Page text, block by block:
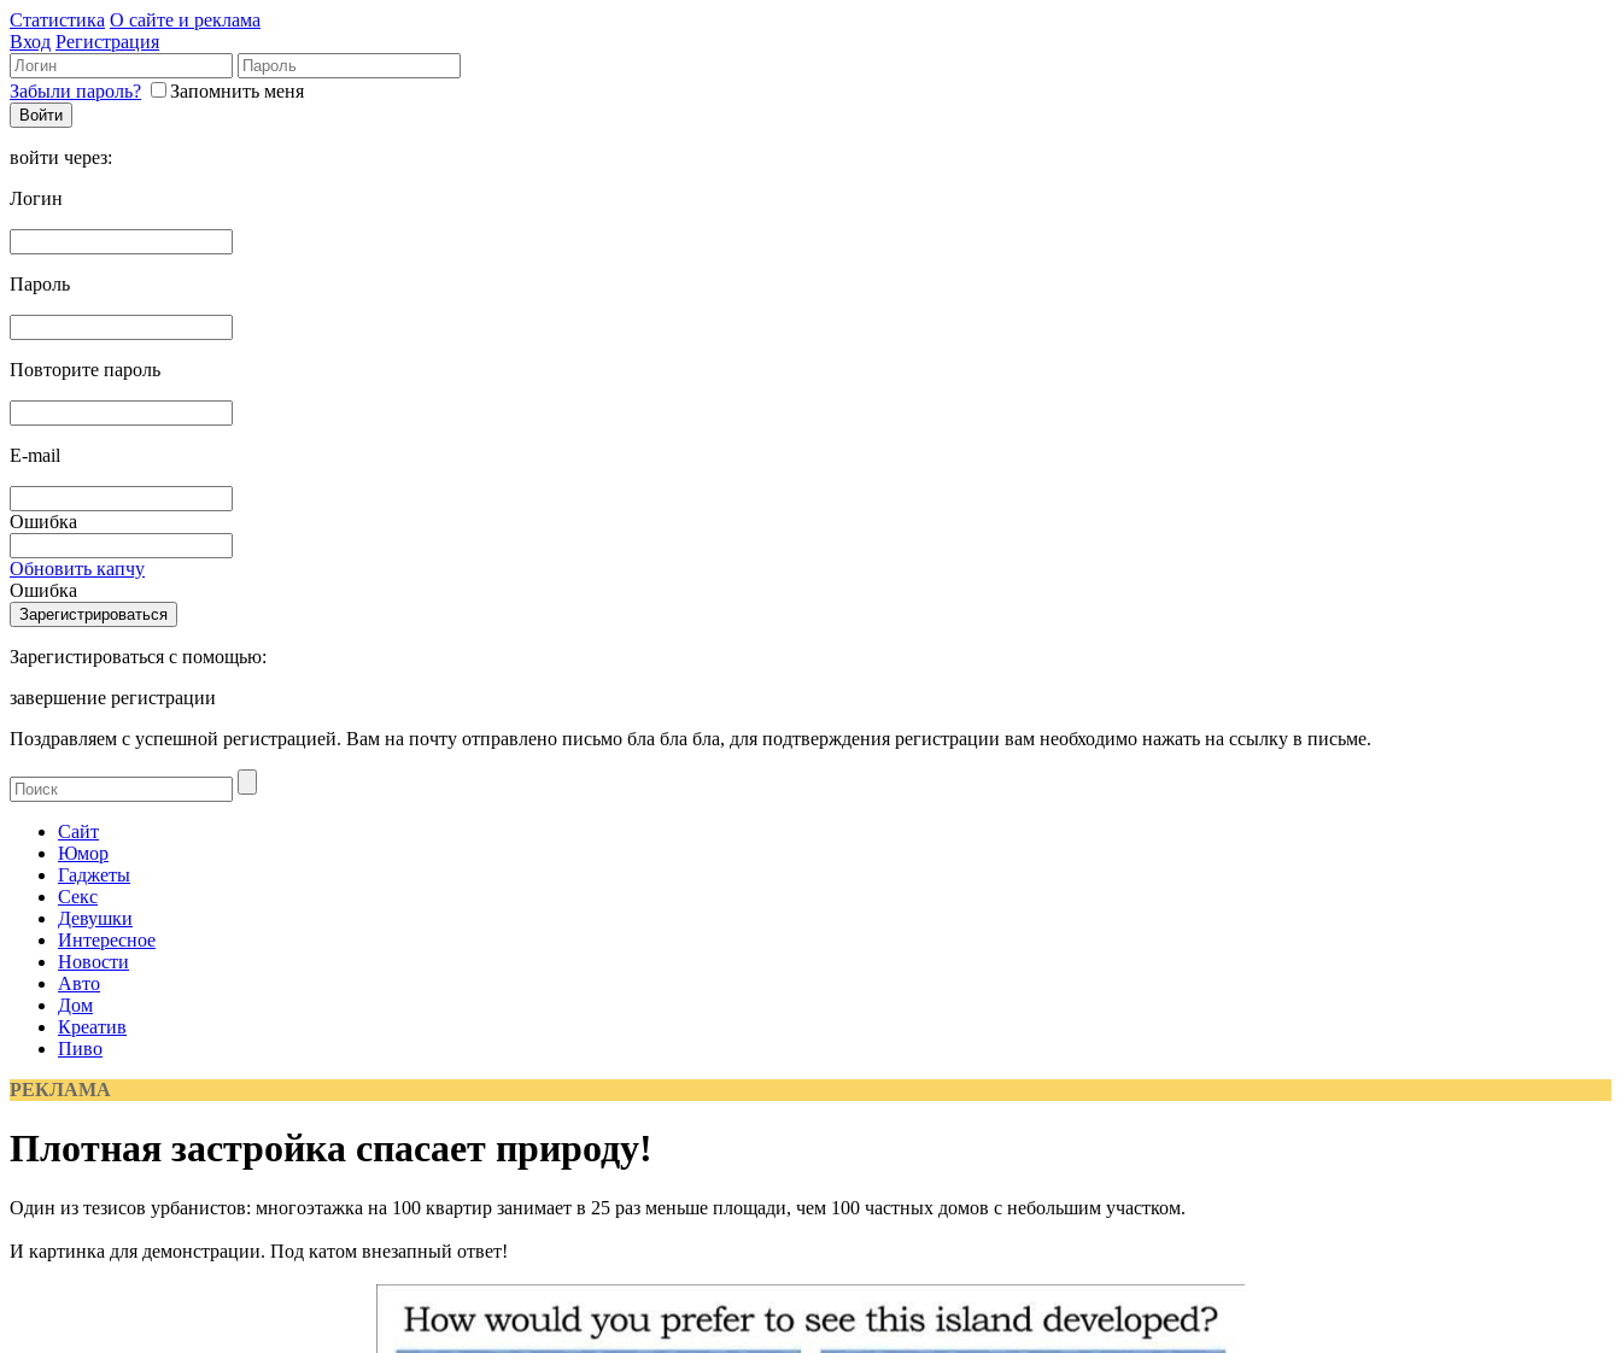
Статистика О сайте и реклама
Вход Регистрация
Забыли пароль? Запомнить меня
войти через:
Логин
Пароль
Повторите пароль
E-mail
Ошибка
Обновить капчу
Ошибка
Зарегистироваться с помощью:
завершение регистрации
Поздравляем с успешной регистрацией. Вам на почту отправлено письмо бла бла бла, для подтверждения регистрации вам необходимо нажать на ссылку в письме.
Сайт
Юмор
Гаджеты
Секс
Девушки
Интересное
Новости
Авто
Дом
Креатив
Пиво
РЕКЛАМА
Плотная застройка спасает природу!
Один из тезисов урбанистов: многоэтажка на 100 квартир занимает в 25 раз меньше площади, чем 100 частных домов с небольшим участком.
И картинка для демонстрации. Под катом внезапный ответ!